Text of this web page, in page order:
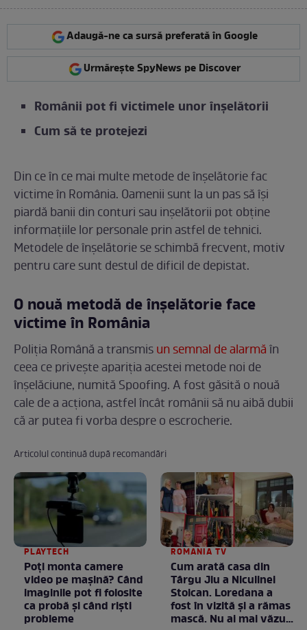
Adaugă-ne ca sursă preferată în Google
Urmărește SpyNews pe Discover
Românii pot fi victimele unor înșelătorii
Cum să te protejezi
Din ce în ce mai multe metode de înșelătorie fac
victime în România. Oamenii sunt la un pas să își
piardă banii din conturi sau inșelătorii pot obține
informațiile lor personale prin astfel de tehnici.
Metodele de înșelătorie se schimbă frecvent, motiv
pentru care sunt destul de dificil de depistat.
O nouă metodă de înșelătorie face
victime în România
Poliția Română a transmisun semnal de alarmăîn
ceea ce privește apariția acestei metode noi de
înșelăciune, numită Spoofing. A fost găsită o nouă
cale de a acționa, astfel încât românii să nu aibă dubii
că ar putea fi vorba despre o escrocherie.
Articolul continuă după recomandări
PLAYTECH
Poți monta camere
video pe mașină? Când
imaginile pot fi folosite
ca probă și când riști
probleme
ROMANIA TV
Cum arată casa din
Târgu Jiu a Niculinei
Stoican. Loredana a
fost în vizită și a rămas
mască. Nu ai mai văzut